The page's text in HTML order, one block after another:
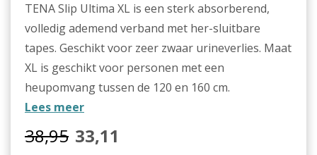
TENA Slip Ultima XL is een sterk absorberend,
volledig ademend verband met her-sluitbare
tapes. Geschikt voor zeer zwaar urineverlies. Maat
XL is geschikt voor personen met een
heupomvang tussen de 120 en 160 cm.
Lees meer
38,95 33,11